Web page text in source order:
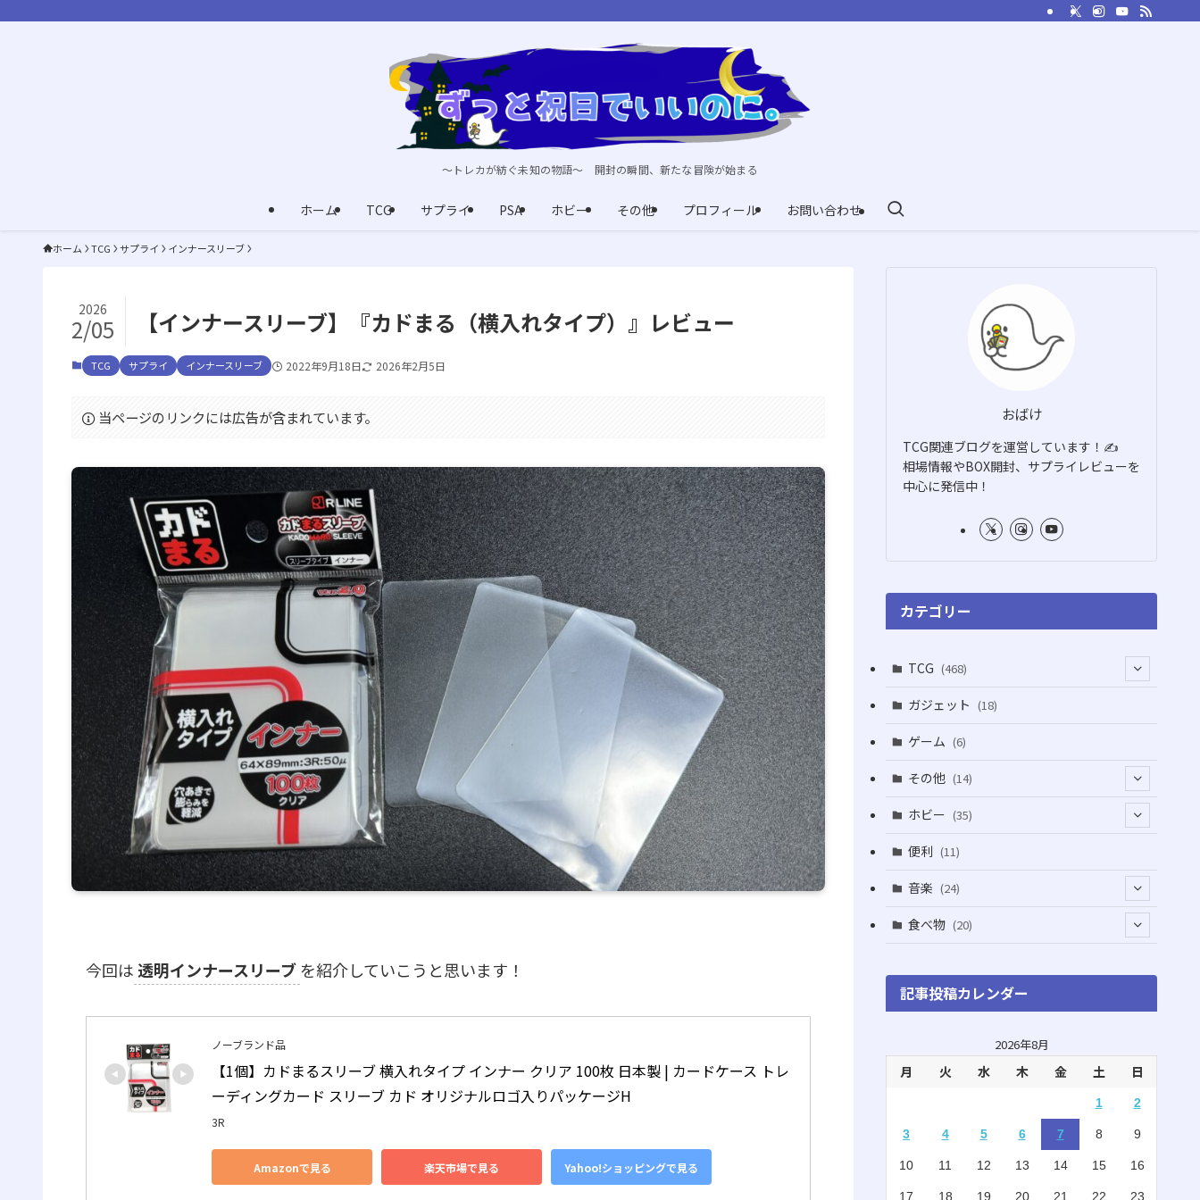
～トレカが紡ぐ未知の物語～ 開封の瞬間、新たな冒険が始まる
ホーム TCG サプライ PSA ホビー その他 プロフィール お問い合わせ
ホーム TCG サプライ インナースリーブ
【インナースリーブ】『カドまる（横入れタイプ）』レビュー
2026
2/05
TCG サプライ インナースリーブ 2022年9月18日 2026年2月5日
当ページのリンクには広告が含まれています。
今回は 透明インナースリーブを紹介していこうと思います！
ノーブランド品
【1個】カドまるスリーブ 横入れタイプ インナー クリア 100枚 日本製 | カードケース トレ
ーディングカード スリーブ カド オリジナルロゴ入りパッケージH
3R
Amazonで見る 楽天市場で見る Yahoo!ショッピングで見る
おばけ
TCG関連ブログを運営しています！✍️
相場情報やBOX開封、サプライレビューを
中心に発信中！
カテゴリー
TCG (468)
(16)
(1)
(3)
(4)
(12)
(4)
(6)
(75)
(7)
(22)
(1)
(5)
(8)
(5)
(10)
(15)
ガジェット (18)
ゲーム (6)
その他 (14)
(1)
ホビー (35)
便利 (11)
音楽 (24)
(18)
食べ物 (20)
(6)
記事投稿カレンダー
2026年8月
月 火 水 木 金 土 日
1 2
3 4 5 6 7 8 9
10 11 12 13 14 15 16
17 18 19 20 21 22 23